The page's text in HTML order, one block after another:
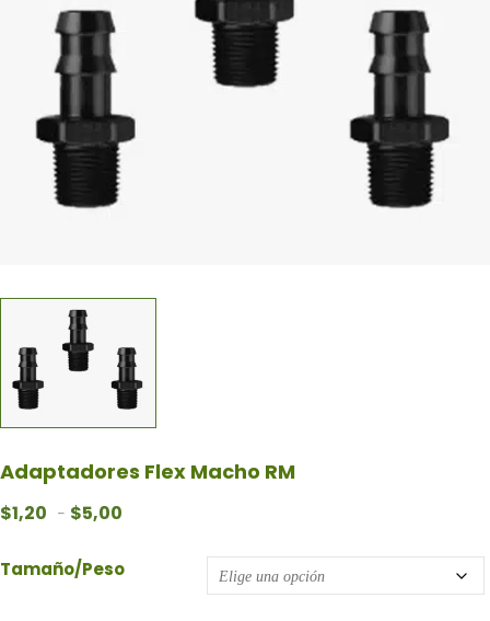
Adaptadores Flex Macho RM
$1,20 - $5,00
Tamaño/Peso